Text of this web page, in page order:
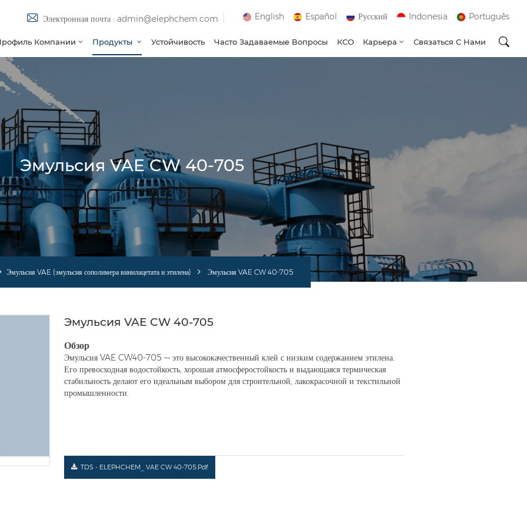
Электронная почта : admin@elephchem.com English Español Русский Indonesia Português
Компании Продукты Устойчивость Часто Задаваемые Вопросы КСО Карьера Связаться С Нами
Эмульсия VAE CW 40-705
Эмульсия VAE (эмульсия сополимера винилацетата и этилена) Эмульсия VAE CW 40-705
Эмульсия VAE CW 40-705
Обзор
Эмульсия VAE CW40-705 — это высококачественный клей с низким содержанием этилена.
Его превосходная водостойкость, хорошая атмосферостойкость и выдающаяся термическая
стабильность делают его идеальным выбором для строительной, лакокрасочной и текстильной
промышленности.
TDS - ELEPHCHEM_ VAE CW 40-705.pdf